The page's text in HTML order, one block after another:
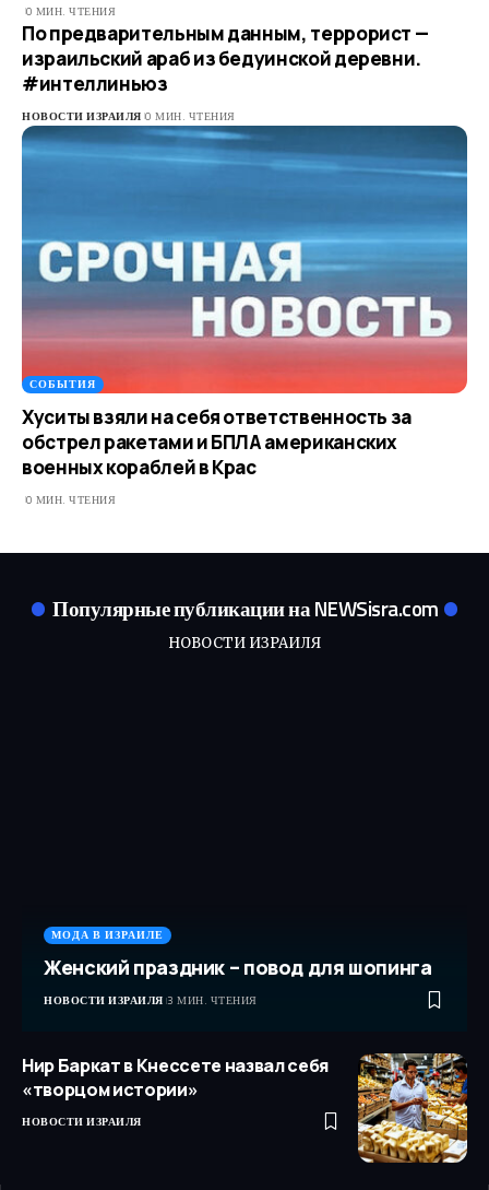
0 МИН. ЧТЕНИЯ
По предварительным данным, террорист —
израильский араб из бедуинской деревни.
#интеллиньюз
НОВОСТИ ИЗРАИЛЯ 0 МИН. ЧТЕНИЯ
СОБЫТИЯ
Хуситы взяли на себя ответственность за
обстрел ракетами и БПЛА американских
военных кораблей в Крас
0 МИН. ЧТЕНИЯ
Популярные публикации на NEWSisra.com
НОВОСТИ ИЗРАИЛЯ
МОДА В ИЗРАИЛЕ
Женский праздник – повод для шопинга
НОВОСТИ ИЗРАИЛЯ 3 МИН. ЧТЕНИЯ
Нир Баркат в Кнессете назвал себя
«творцом истории»
НОВОСТИ ИЗРАИЛЯ